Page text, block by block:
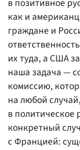
в позитивное
как и
граждане и
их туда, а США
наша задача —
комиссию,
на любой
в политическое
конкретный
с Францией: